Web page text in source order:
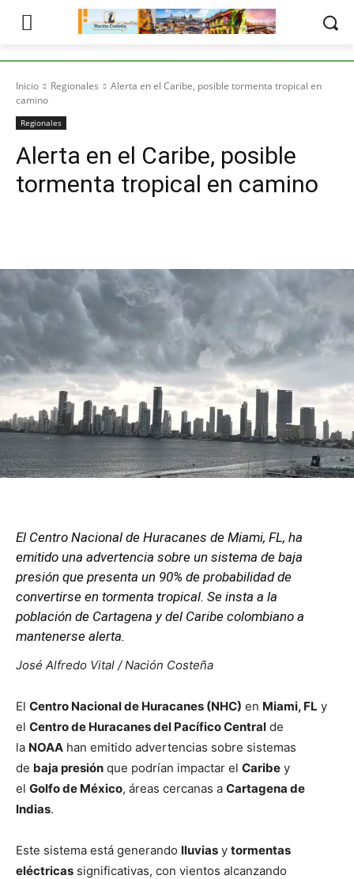
Inicio Regionales
Alerta en el Caribe, posible tormenta tropical en
camino
Regionales
Alerta en el Caribe, posible
tormenta tropical en camino
El Centro Nacional de Huracanes de Miami, FL, ha
emitido una advertencia sobre un sistema de baja
presión que presenta un 90% de probabilidad de
convertirse en tormenta tropical. Se insta a la
población de Cartagena y del Caribe colombiano a
mantenerse alerta.
José Alfredo Vital / Nación Costeña
El Centro Nacional de Huracanes (NHC) en Miami, FL y
el Centro de Huracanes del Pacífico Central de
la NOAA han emitido advertencias sobre sistemas
de baja presión que podrían impactar el Caribe y
el Golfo de México, áreas cercanas a Cartagena de
Indias.
Este sistema está generando lluvias y tormentas
eléctricas significativas, con vientos alcanzando